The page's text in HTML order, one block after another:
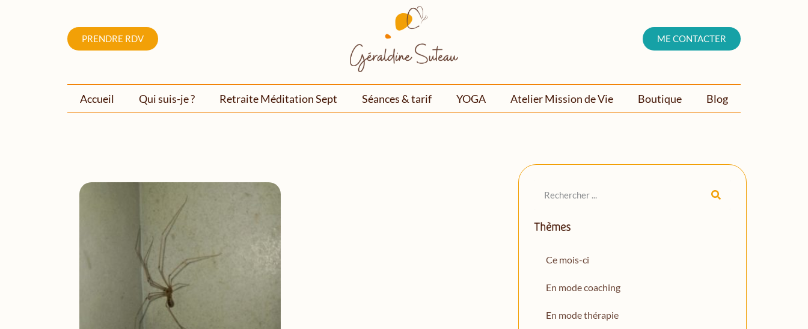
PRENDRE RDV ME CONTACTER
Accueil Qui suis-je ? Retraite Méditation Sept Séances & tarif YOGA Atelier Mission de Vie Boutique Blog
Thèmes
Ce mois-ci
En mode coaching
En mode thérapie